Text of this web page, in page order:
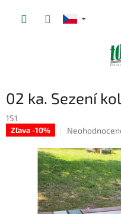
02 ka. Sezení
151
Zľava -10%
Průměrné
produktu
je
0,0
z
5
hvězdiček.